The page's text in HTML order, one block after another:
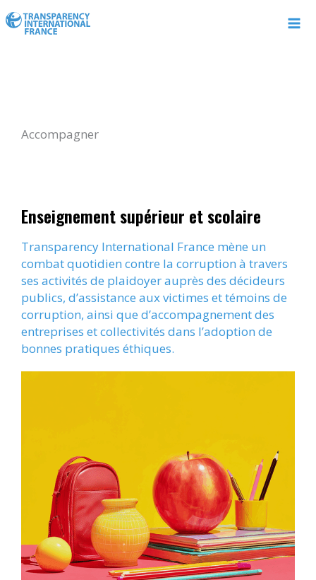
au
Accompagner
Enseignement supérieur et scolaire
Transparency International France mène un
combat quotidien contre la corruption à travers
ses activités de plaidoyer auprès des décideurs
publics, d’assistance aux victimes et témoins de
corruption, ainsi que d’accompagnement des
entreprises et collectivités dans l’adoption de
bonnes pratiques éthiques.